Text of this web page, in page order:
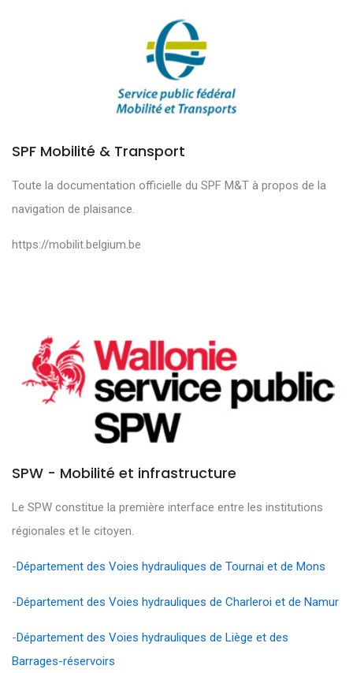
SPF Mobilité & Transport
Toute la documentation officielle du SPF M&T à propos de la
navigation de plaisance.
https://mobilit.belgium.be
SPW - Mobilité et infrastructure
Le SPW constitue la première interface entre les institutions
régionales et le citoyen.
-Département des Voies hydrauliques de Tournai et de Mons
-Département des Voies hydrauliques de Charleroi et de Namur
-Département des Voies hydrauliques de Liège et des
Barrages-réservoirs